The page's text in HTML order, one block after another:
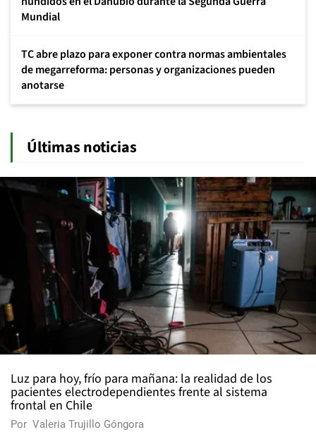
Mundial
TC abre plazo para exponer contra normas ambientales
de megarreforma: personas y organizaciones pueden
anotarse
Últimas noticias
Luz para hoy, frío para mañana: la realidad de los
pacientes electrodependientes frente al sistema
frontal en Chile
Por Valeria Trujillo Góngora